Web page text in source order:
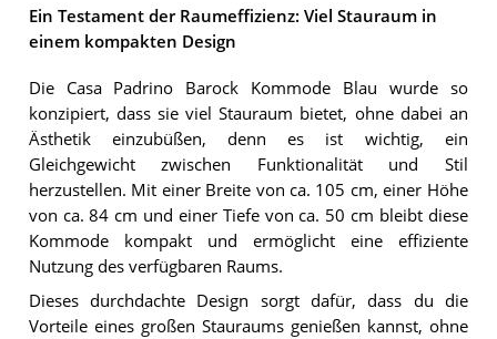
Ein Testament der Raumeffizienz: Viel Stauraum in
einem kompakten Design
Die Casa Padrino Barock Kommode Blau wurde so
konzipiert, dass sie viel Stauraum bietet, ohne dabei an
Ästhetik einzubüßen, denn es ist wichtig, ein
Gleichgewicht zwischen Funktionalität und Stil
herzustellen. Mit einer Breite von ca. 105 cm, einer Höhe
von ca. 84 cm und einer Tiefe von ca. 50 cm bleibt diese
Kommode kompakt und ermöglicht eine effiziente
Nutzung des verfügbaren Raums.
Dieses durchdachte Design sorgt dafür, dass du die
Vorteile eines großen Stauraums genießen kannst, ohne